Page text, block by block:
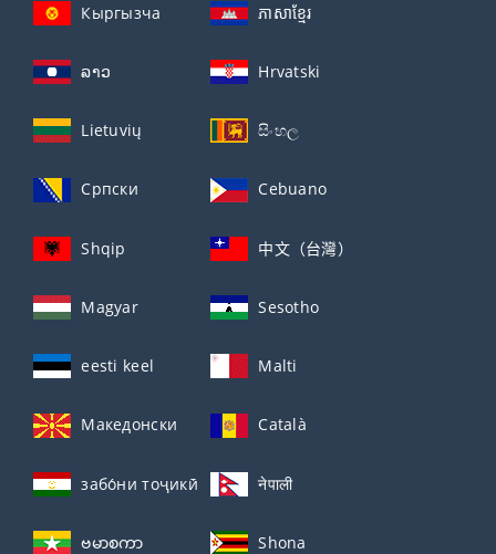
Кыргызча ភាសាខ្មែរ
ລາວ Hrvatski
Lietuvių සිංහල
Српски Cebuano
Shqip 中文（台灣）
Magyar Sesotho
eesti keel Malti
Македонски Català
забо́ни тоҷикӣ́ नेपाली
ဗမာစကာ Shona